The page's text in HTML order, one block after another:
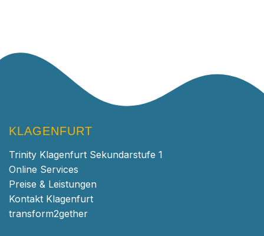
KLAGENFURT
Trinity Klagenfurt Sekundarstufe 1
Online Services
Preise & Leistungen
Kontakt Klagenfurt
transform2gether